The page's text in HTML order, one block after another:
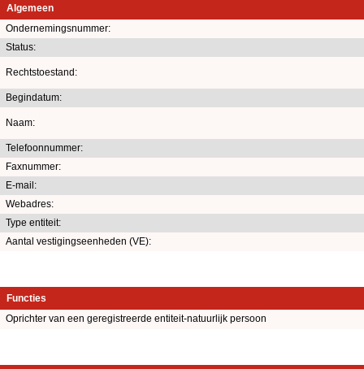
Algemeen
Ondernemingsnummer:
Status:
Rechtstoestand:
Begindatum:
Naam:
Telefoonnummer:
Faxnummer:
E-mail:
Webadres:
Type entiteit:
Aantal vestigingseenheden (VE):
Functies
Oprichter van een geregistreerde entiteit-natuurlijk persoon